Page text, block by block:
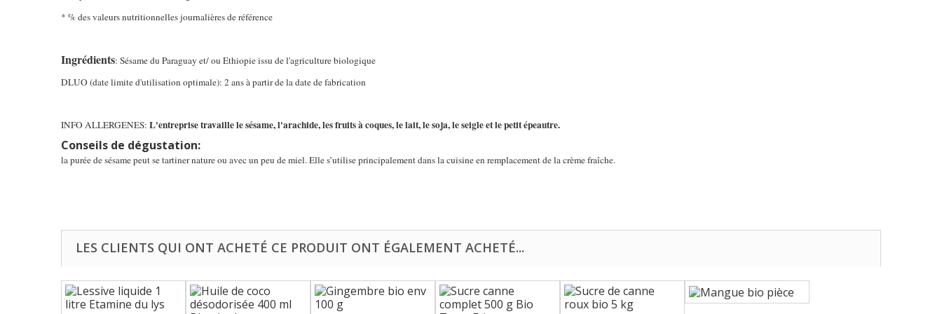
* % des valeurs nutritionnelles journalières de référence
Ingrédients: Sésame du Paraguay et/ ou Ethiopie issu de l'agriculture biologique
DLUO (date limite d'utilisation optimale): 2 ans à partir de la date de fabrication
INFO ALLERGENES: L'entreprise travaille le sésame, l'arachide, les fruits à coques, le lait, le soja, le seigle et le petit épeautre.
Conseils de dégustation:
la purée de sésame peut se tartiner nature ou avec un peu de miel. Elle s’utilise principalement dans la cuisine en remplacement de la crème fraîche.
LES CLIENTS QUI ONT ACHETÉ CE PRODUIT ONT ÉGALEMENT ACHETÉ...